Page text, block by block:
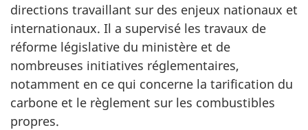
directions travaillant sur des enjeux nationaux et
internationaux. Il a supervisé les travaux de
réforme législative du ministère et de
nombreuses initiatives réglementaires,
notamment en ce qui concerne la tarification du
carbone et le règlement sur les combustibles
propres.